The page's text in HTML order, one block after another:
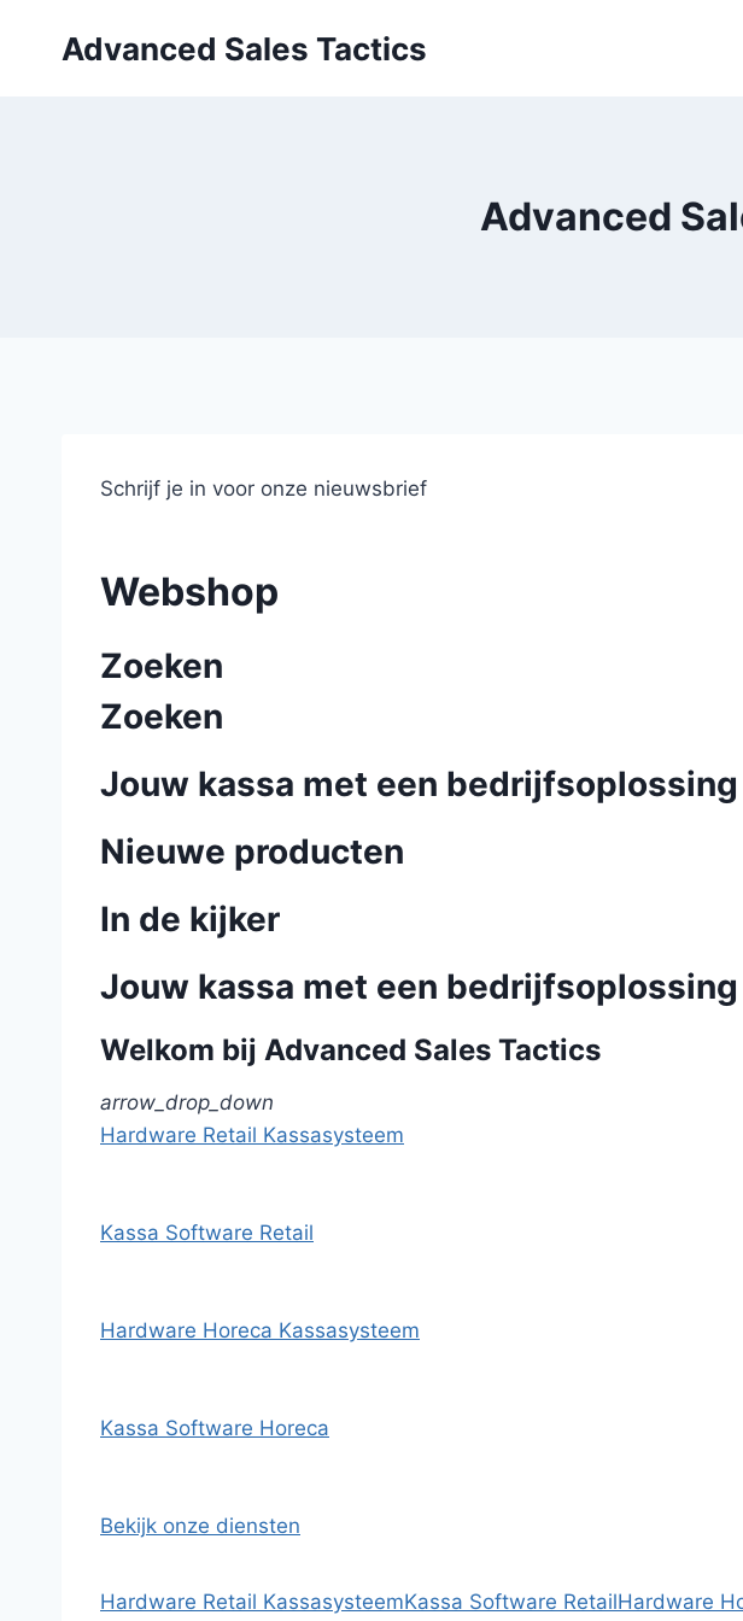
Advanced Sales Tactics
Advanced
Schrijf je in voor onze nieuwsbrief
Webshop
Zoeken
Zoeken
Jouw kassa met een bedrijfsoplossing
Nieuwe producten
In de kijker
Jouw kassa met een bedrijfsoplossing
Welkom bij Advanced Sales Tactics
arrow_drop_down
Hardware Retail Kassasysteem
Kassa Software Retail
Hardware Horeca Kassasysteem
Kassa Software Horeca
Bekijk onze diensten
Hardware Retail KassasysteemKassa Software RetailHardware